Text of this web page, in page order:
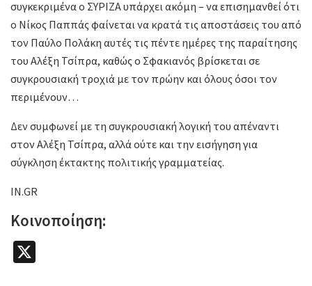
συγκεκριμένα ο ΣΥΡΙΖΑ υπάρχει ακόμη – να επισημανθεί ότι
ο Νίκος Παππάς φαίνεται να κρατά τις αποστάσεις του από
τον Παύλο Πολάκη αυτές τις πέντε ημέρες της παραίτησης
του Αλέξη Τσίπρα, καθώς ο Σφακιανός βρίσκεται σε
συγκρουσιακή τροχιά με τον πρώην και όλους όσοι τον
περιμένουν…
Δεν συμφωνεί με τη συγκρουσιακή λογική του απέναντι
στον Αλέξη Τσίπρα, αλλά ούτε και την εισήγηση για
σύγκληση έκτακτης πολιτικής γραμματείας.
IN.GR
Κοινοποίηση: